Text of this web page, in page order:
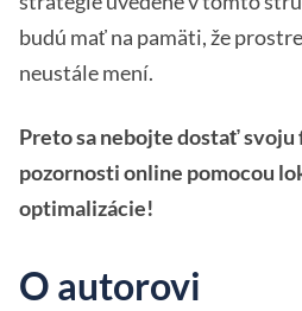
budú mať na pamäti, že
neustále mení.
Preto sa nebojte dostať
pozornosti online pomocou
optimalizácie!
O autorovi